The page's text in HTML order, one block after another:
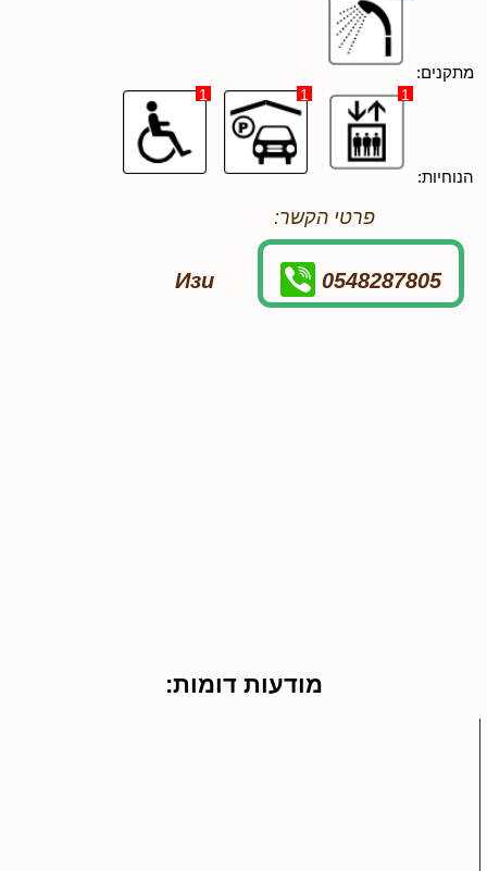
מתקנים:
הנוחיות:
1
1
1
פרטי הקשר:
0548287805
Изи
מודעות דומות: